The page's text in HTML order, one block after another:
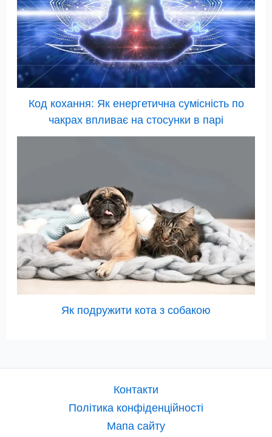
Код кохання: Як енергетична сумісність по
чакрах впливає на стосунки в парі
Як подружити кота з собакою
Контакти
Політика конфіденційності
Мапа сайту